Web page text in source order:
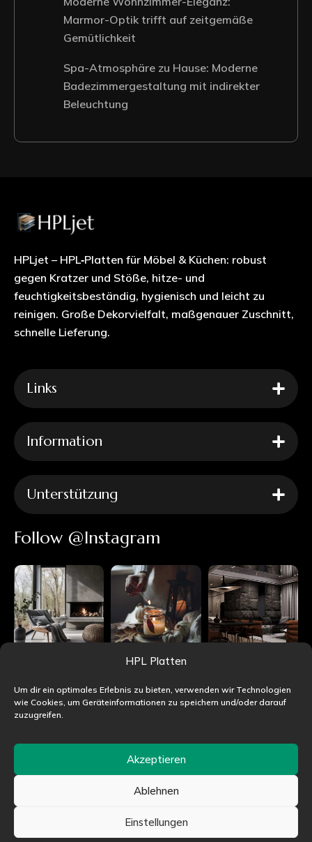
HPL Platten
Um dir ein optimales Erlebnis zu bieten, verwenden wir Technologien
wie Cookies, um Geräteinformationen zu speichern und/oder darauf
zuzugreifen.
Akzeptieren
Ablehnen
Einstellungen
Marmor-Optik trifft auf zeitgemäße
Gemütlichkeit
Spa-Atmosphäre zu Hause: Moderne
Badezimmergestaltung mit indirekter
Beleuchtung
HPLjet – HPL‑Platten für Möbel & Küchen: robust
gegen Kratzer und Stöße, hitze- und
feuchtigkeitsbeständig, hygienisch und leicht zu
reinigen. Große Dekorvielfalt, maßgenauer Zuschnitt,
schnelle Lieferung.
Links
Information
Unterstützung
Follow @Instagram
©HPLjet.de alle Rechte vorbehalten